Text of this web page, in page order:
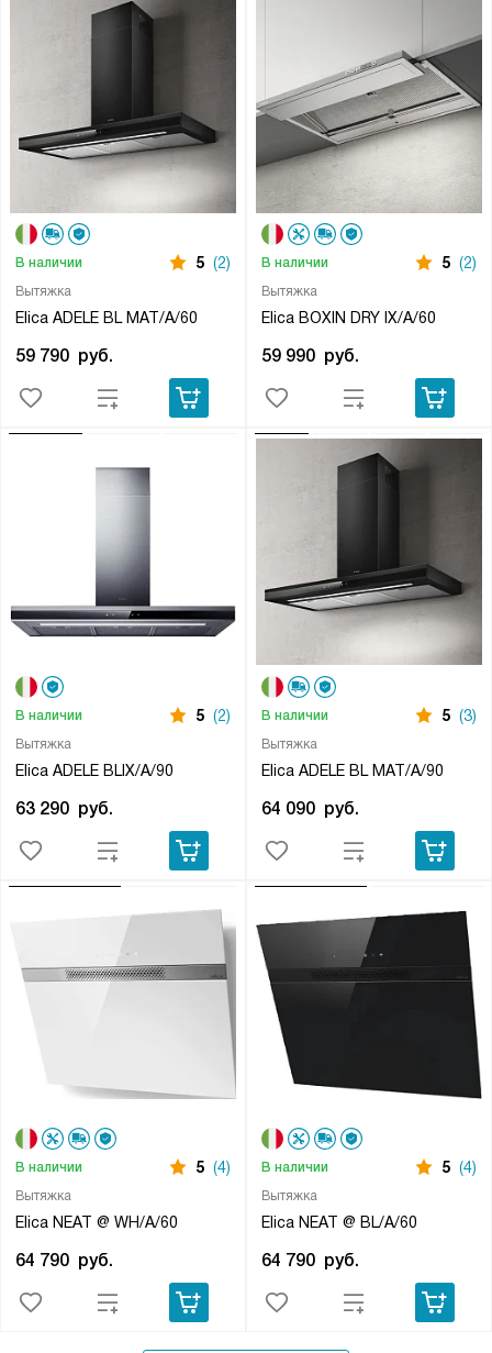
Вытяжка
Elica ADELE BL MAT/A/60
В наличии 5 (2)
59 790 руб.
Вытяжка
Elica BOXIN DRY IX/A/60
В наличии 5 (2)
59 990 руб.
Вытяжка
Elica ADELE BLIX/A/90
В наличии 5 (2)
63 290 руб.
Вытяжка
Elica ADELE BL MAT/A/90
В наличии 5 (3)
64 090 руб.
Вытяжка
Elica NEAT @ WH/A/60
В наличии 5 (4)
64 790 руб.
Вытяжка
Elica NEAT @ BL/A/60
В наличии 5 (4)
64 790 руб.